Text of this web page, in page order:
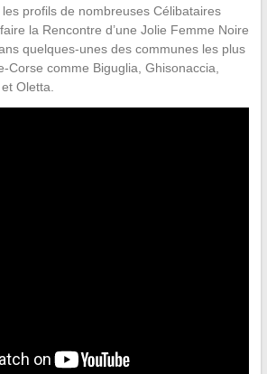
profils de nombreuses Célibataires
la Rencontre d’une Jolie Femme Noire
quelques-unes des communes les plus
Corse comme Biguglia, Ghisonaccia,
Oletta.